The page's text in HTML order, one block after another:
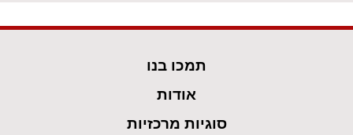
תמכו בנו
אודות
סוגיות מרכזיות